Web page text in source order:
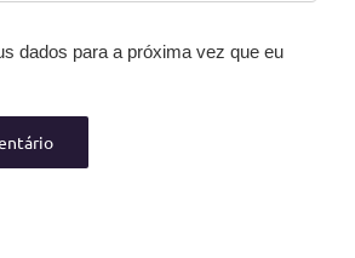
dados para a próxima vez que eu